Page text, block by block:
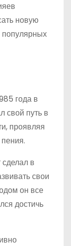
новую
популярных
года в
свой путь в
проявляя
в
свои
он все
достичь